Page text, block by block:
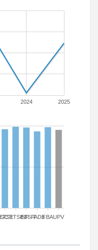
2024 2025
ETSINFETSITFADEFBAUPV